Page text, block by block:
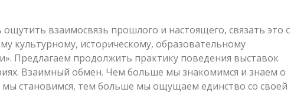
взаимосвязь прошлого и настоящего, связать это с
культурному, историческому, образовательному
Предлагаем продолжить практику поведения выставок
Взаимный обмен. Чем больше мы знакомимся и знаем о
мы становимся, тем больше мы ощущаем единство со своей